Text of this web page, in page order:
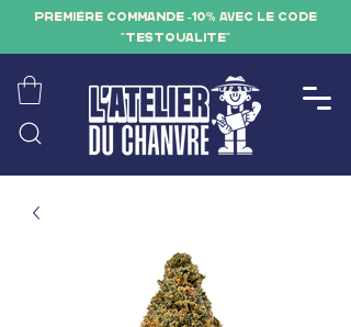
PREMIÈRE COMMANDE -10% AVEC LE CODE
"TESTQUALITE"